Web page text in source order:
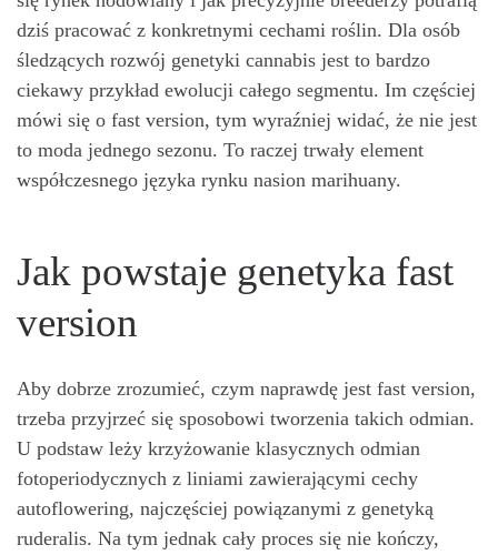
dziś pracować z konkretnymi cechami roślin. Dla osób
śledzących rozwój genetyki cannabis jest to bardzo
ciekawy przykład ewolucji całego segmentu. Im częściej
mówi się o fast version, tym wyraźniej widać, że nie jest
to moda jednego sezonu. To raczej trwały element
współczesnego języka rynku nasion marihuany.
Jak powstaje genetyka fast
version
Aby dobrze zrozumieć, czym naprawdę jest fast version,
trzeba przyjrzeć się sposobowi tworzenia takich odmian.
U podstaw leży krzyżowanie klasycznych odmian
fotoperiodycznych z liniami zawierającymi cechy
autoflowering, najczęściej powiązanymi z genetyką
ruderalis. Na tym jednak cały proces się nie kończy,